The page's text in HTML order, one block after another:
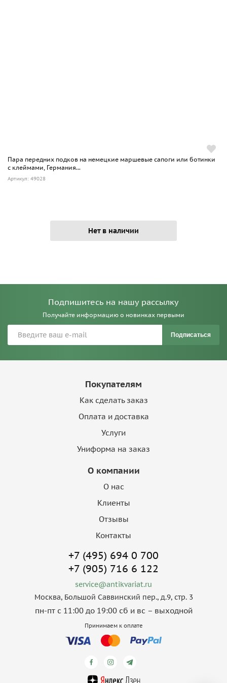
Пара передних подков на немецкие маршевые сапоги или ботинки
с клеймами, Германия...
Артикул: 49028
Нет в наличии
Подпишитесь на нашу рассылку
Получайте информацию о новинках первыми
Подписаться
Покупателям
Как сделать заказ
Оплата и доставка
Услуги
Униформа на заказ
О компании
О нас
Клиенты
Отзывы
Контакты
+7 (495) 694 0 700
+7 (905) 716 6 122
service@antikvariat.ru
Москва, Большой Саввинский пер., д.9, стр. 3
пн-пт с 11:00 до 19:00 сб и вс – выходной
Принимаем к оплате